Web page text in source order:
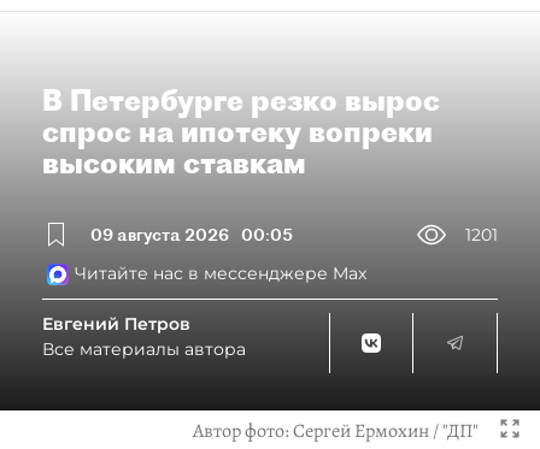
В Петербурге резко вырос
спрос на ипотеку вопреки
высоким ставкам
09 августа 2026 00:05
1201
Читайте нас в мессенджере Max
Евгений Петров
Все материалы автора
Автор фото:Сергей Ермохин / "ДП"